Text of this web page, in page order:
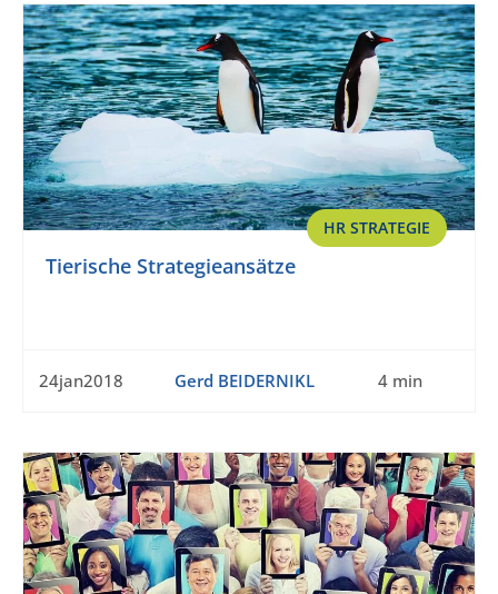
HR STRATEGIE
Tierische Strategieansätze
24jan2018 Gerd BEIDERNIKL 4 min